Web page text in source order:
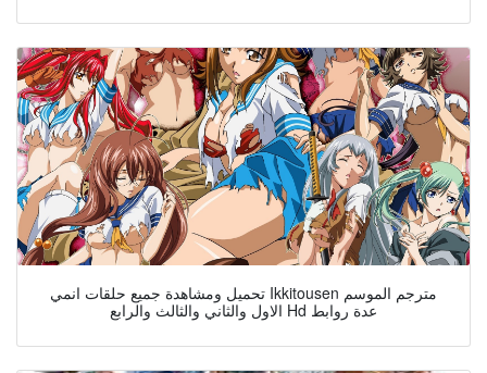
تحميل ومشاهدة جميع حلقات انمي Ikkitousen مترجم الموسم
الاول والثاني والثالث والرابع Hd عدة روابط